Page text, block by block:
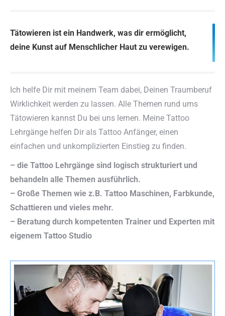
Tätowieren ist ein Handwerk, was dir ermöglicht,
deine Kunst auf Menschlicher Haut zu verewigen.
Ich helfe Dir mit meinem Team dabei, Deinen Traumberuf
Wirklichkeit werden zu lassen. Alle Themen rund ums
Tätowieren kannst Du bei uns lernen. Meine Tattoo
Lehrgänge helfen Dir als Tattoo Anfänger, einen
einfachen und unkomplizierten Einstieg zu finden.
– die Tattoo Lehrgänge sind logisch strukturiert und
behandeln alle Themen ausführlich.
– Große Themen wie z.B. Tattoo Maschinen, Farbkunde,
Schattieren und vieles mehr.
– Beratung durch kompetenten Trainer und Experten mit
eigenem Tattoo Studio